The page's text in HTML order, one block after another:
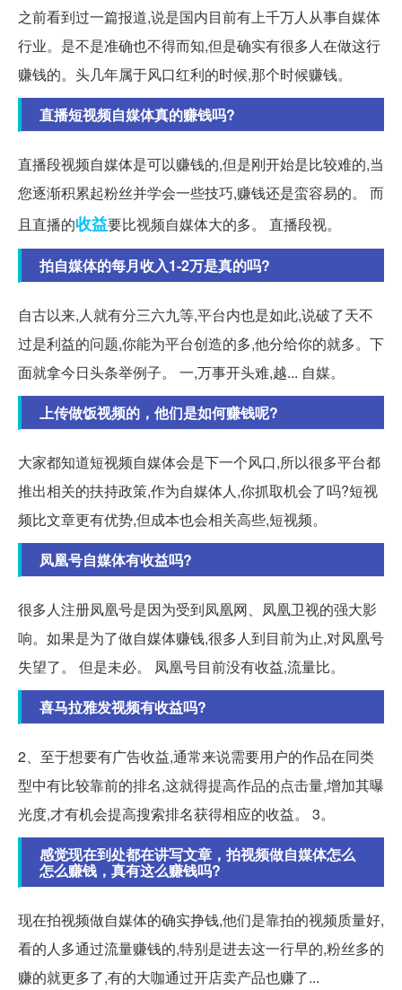
之前看到过一篇报道,说是国内目前有上千万人从事自媒体
行业。是不是准确也不得而知,但是确实有很多人在做这行
赚钱的。头几年属于风口红利的时候,那个时候赚钱。
直播短视频自媒体真的赚钱吗?
直播段视频自媒体是可以赚钱的,但是刚开始是比较难的,当
您逐渐积累起粉丝并学会一些技巧,赚钱还是蛮容易的。 而
且直播的收益要比视频自媒体大的多。 直播段视。
拍自媒体的每月收入1-2万是真的吗?
自古以来,人就有分三六九等,平台内也是如此,说破了天不
过是利益的问题,你能为平台创造的多,他分给你的就多。下
面就拿今日头条举例子。 一,万事开头难,越... 自媒。
上传做饭视频的，他们是如何赚钱呢?
大家都知道短视频自媒体会是下一个风口,所以很多平台都
推出相关的扶持政策,作为自媒体人,你抓取机会了吗?短视
频比文章更有优势,但成本也会相关高些,短视频。
凤凰号自媒体有收益吗?
很多人注册凤凰号是因为受到凤凰网、凤凰卫视的强大影
响。如果是为了做自媒体赚钱,很多人到目前为止,对凤凰号
失望了。 但是未必。 凤凰号目前没有收益,流量比。
喜马拉雅发视频有收益吗?
2、至于想要有广告收益,通常来说需要用户的作品在同类
型中有比较靠前的排名,这就得提高作品的点击量,增加其曝
光度,才有机会提高搜索排名获得相应的收益。 3。
感觉现在到处都在讲写文章，拍视频做自媒体怎么
怎么赚钱，真有这么赚钱吗?
现在拍视频做自媒体的确实挣钱,他们是靠拍的视频质量好,
看的人多通过流量赚钱的,特别是进去这一行早的,粉丝多的
赚的就更多了,有的大咖通过开店卖产品也赚了...